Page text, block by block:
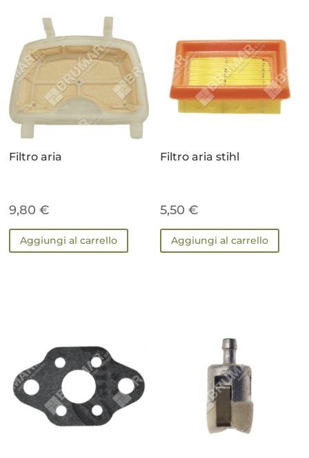
Filtro aria
9,80€
Aggiungi al carrello
Filtro aria stihl
5,50€
Aggiungi al carrello